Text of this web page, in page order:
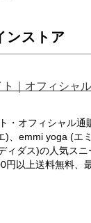
ンストア
｜オフィシャ
・オフィシャル通
、emmi yoga (エ
ィダス)の人気スニ
円以上送料無料、